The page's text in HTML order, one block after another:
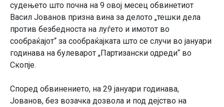
судењето што почна на 9 овој месец обвинетиот
Васил Јованов призна вина за делото „тешки дела
против безбедноста на луѓето и имотот во
сообраќајот“ за сообраќајката што се случи во јануари
годинава на булеварот „Партизански одреди“ во
Скопје.
Според обвинението, на 29 јануари годинава,
Јованов, без возачка дозвола и под дејство на